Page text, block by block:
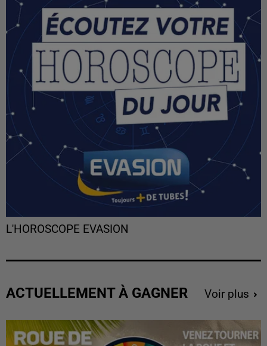
L'HOROSCOPE EVASION
ACTUELLEMENT À GAGNER Voir plus